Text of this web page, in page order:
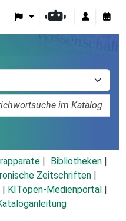
Bibliotheken
Zeitschriften
KITopen-Medienportal